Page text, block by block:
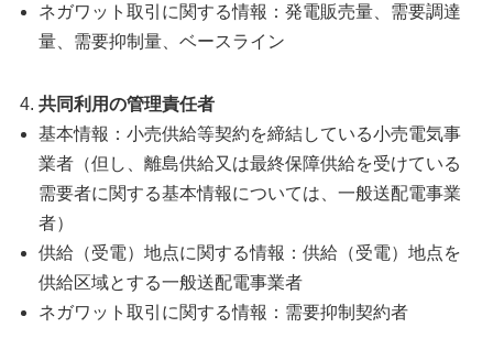
ネガワット取引に関する情報：発電販売量、需要調達
量、需要抑制量、ベースライン
共同利用の管理責任者
基本情報：小売供給等契約を締結している小売電気事
業者（但し、離島供給又は最終保障供給を受けている
需要者に関する基本情報については、一般送配電事業
者）
供給（受電）地点に関する情報：供給（受電）地点を
供給区域とする一般送配電事業者
ネガワット取引に関する情報：需要抑制契約者